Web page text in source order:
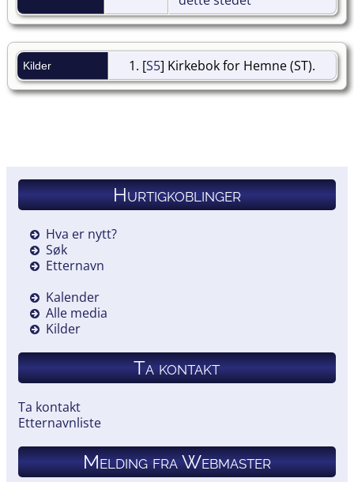
Kilder [S5] Kirkebok for Hemne (ST).
Hurtigkoblinger
Hva er nytt?
Søk
Etternavn
Kalender
Alle media
Kilder
Ta kontakt
Ta kontakt
Etternavnliste
Melding fra Webmaster